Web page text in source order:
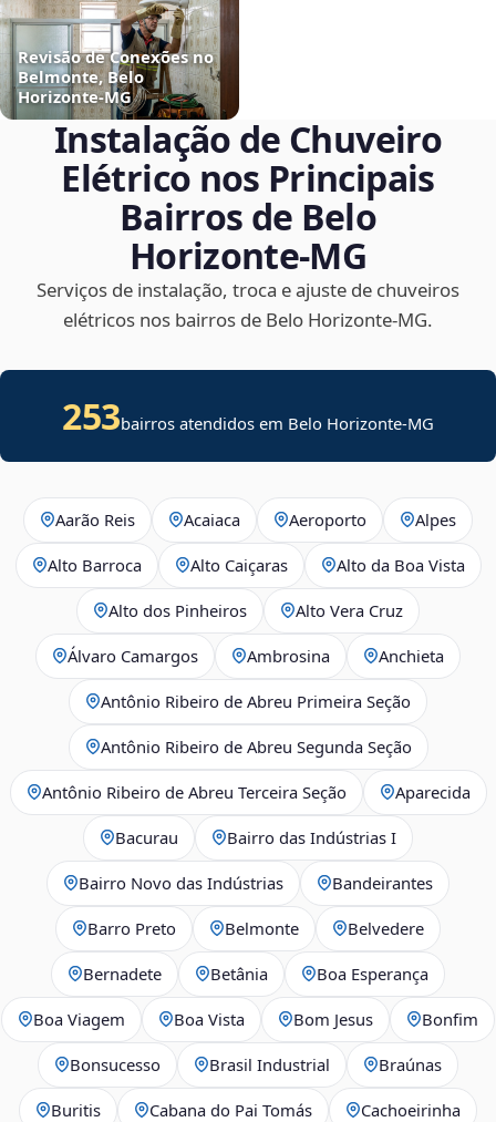
Revisão de Conexões no
Belmonte, Belo
Horizonte‑MG
Instalação de Chuveiro
Elétrico nos Principais
Bairros de Belo
Horizonte‑MG
Serviços de instalação, troca e ajuste de chuveiros
elétricos nos bairros de Belo Horizonte‑MG.
253bairros atendidos em Belo Horizonte-MG
Aarão Reis Acaiaca Aeroporto Alpes
Alto Barroca Alto Caiçaras Alto da Boa Vista
Alto dos Pinheiros Alto Vera Cruz
Álvaro Camargos Ambrosina Anchieta
Antônio Ribeiro de Abreu Primeira Seção
Antônio Ribeiro de Abreu Segunda Seção
Antônio Ribeiro de Abreu Terceira Seção Aparecida
Bacurau Bairro das Indústrias I
Bairro Novo das Indústrias Bandeirantes
Barro Preto Belmonte Belvedere
Bernadete Betânia Boa Esperança
Boa Viagem Boa Vista Bom Jesus Bonfim
Bonsucesso Brasil Industrial Braúnas
Buritis Cabana do Pai Tomás Cachoeirinha